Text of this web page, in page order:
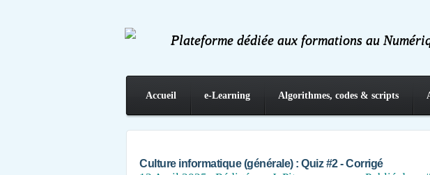
Plateforme dédiée aux formations au
Accueil e-Learning Algorithmes, codes & scripts
Culture informatique (générale) : Quiz #2 - Corrigé